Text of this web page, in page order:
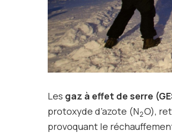
Les gaz à effet de serre
protoxyde d’azote (N2O),
provoquant le